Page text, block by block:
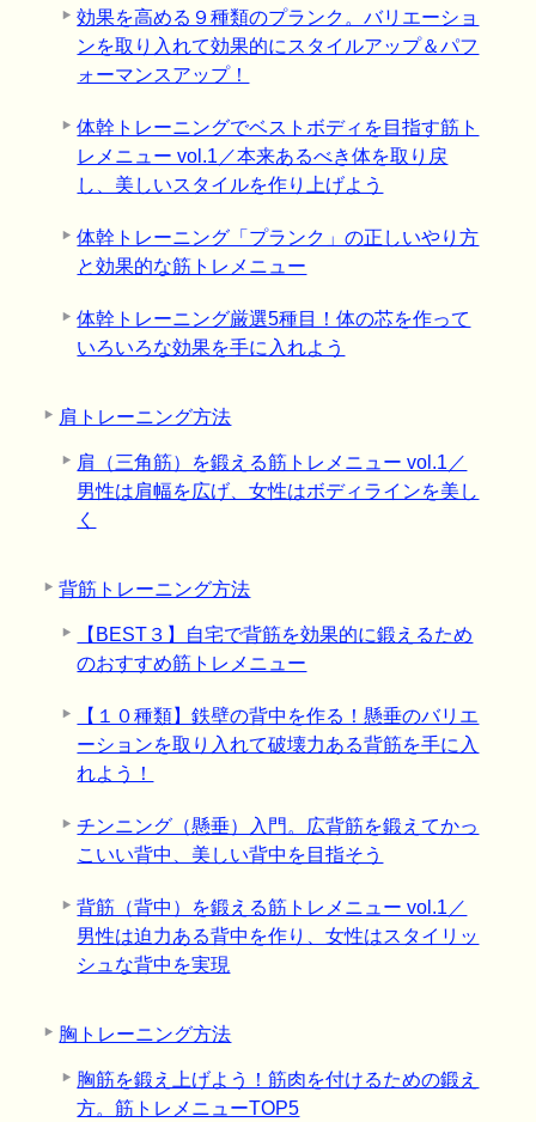
効果を高める９種類のプランク。バリエーショ
ンを取り入れて効果的にスタイルアップ＆パフ
ォーマンスアップ！
体幹トレーニングでベストボディを目指す筋ト
レメニュー vol.1／本来あるべき体を取り戻
し、美しいスタイルを作り上げよう
体幹トレーニング「プランク」の正しいやり方
と効果的な筋トレメニュー
体幹トレーニング厳選5種目！体の芯を作って
いろいろな効果を手に入れよう
肩トレーニング方法
肩（三角筋）を鍛える筋トレメニュー vol.1／
男性は肩幅を広げ、女性はボディラインを美し
く
背筋トレーニング方法
【BEST３】自宅で背筋を効果的に鍛えるため
のおすすめ筋トレメニュー
【１０種類】鉄壁の背中を作る！懸垂のバリエ
ーションを取り入れて破壊力ある背筋を手に入
れよう！
チンニング（懸垂）入門。広背筋を鍛えてかっ
こいい背中、美しい背中を目指そう
背筋（背中）を鍛える筋トレメニュー vol.1／
男性は迫力ある背中を作り、女性はスタイリッ
シュな背中を実現
胸トレーニング方法
胸筋を鍛え上げよう！筋肉を付けるための鍛え
方。筋トレメニューTOP5